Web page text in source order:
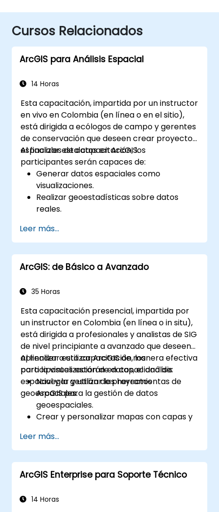
Cursos Relacionados
ArcGIS para Análisis Espacial
14 Horas
Esta capacitación, impartida por un instructor
en vivo en Colombia (en línea o en el sitio),
está dirigida a ecólogos de campo y gerentes
de conservación que deseen crear proyectos
espaciales de datos en ArcGIS.
Al finalizar esta capacitación, los
participantes serán capaces de:
Generar datos espaciales como
visualizaciones.
Realizar geoestadísticas sobre datos
reales.
procesamiento de datos y cartografía
con ArcGIS.
Analizar datos espaciales para proyectos
en ArcGIS.
Leer más...
ArcGIS: de Básico a Avanzado
35 Horas
Esta capacitación presencial, impartida por
un instructor en Colombia (en línea o in situ),
está dirigida a profesionales y analistas de SIG
de nivel principiante a avanzado que deseen
aprender a utilizar ArcGIS de manera efectiva
para la visualización de datos, el análisis
espacial y la gestión de proyectos
geoespaciales.
Al finalizar esta capacitación, los
participantes estarán en capacidad de:
Navegar y utilizar las herramientas de
ArcGIS para la gestión de datos
geoespaciales.
Crear y personalizar mapas con capas y
Realizar análisis espacial avanzado y
tareas de geoproscesamiento.
Automatizar flujos de trabajo utilizando
ModelBuilder y Python.
Leer más...
ArcGIS Enterprise para Soporte Técnico
14 Horas